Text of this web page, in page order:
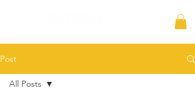
Post
All Posts